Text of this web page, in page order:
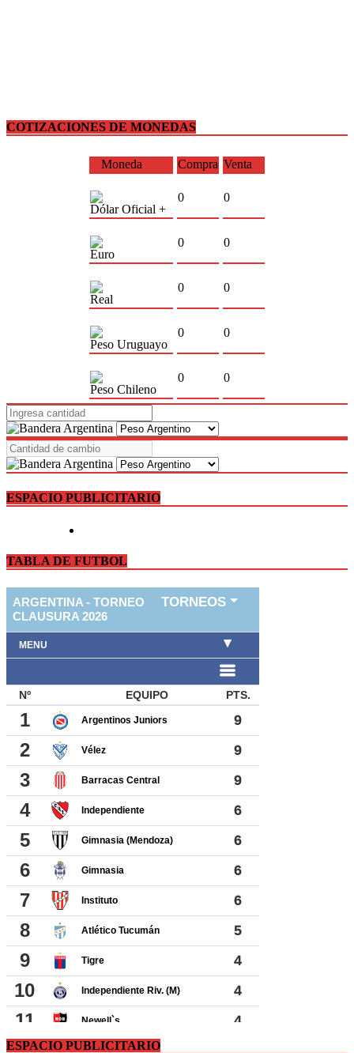
COTIZACIONES DE MONEDAS
Moneda Compra Venta
Dólar Oficial +
0 0
Euro
0 0
Real
0 0
Peso Uruguayo
0 0
Peso Chileno
0 0
ESPACIO PUBLICITARIO
TABLA DE FUTBOL
ESPACIO PUBLICITARIO